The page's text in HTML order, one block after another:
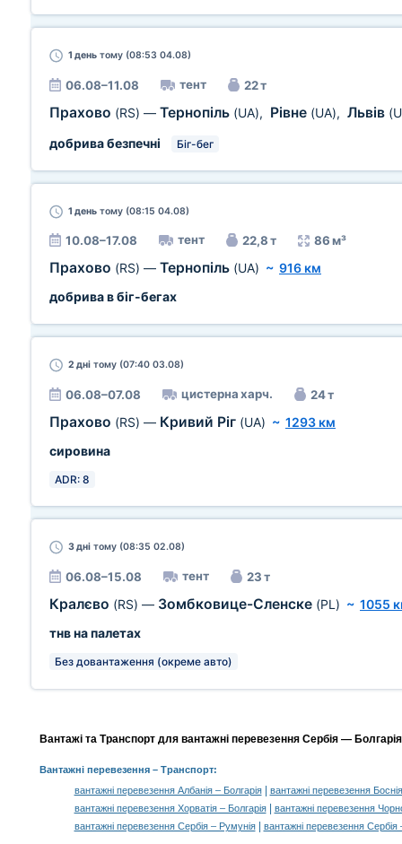
1 день тому (08:53 04.08)
06.08–11.08 тент 22 т
Прахово (RS) — Тернопіль (UA), Рівне (UA), Львів
добрива безпечні
Біг-бег
1 день тому (08:15 04.08)
10.08–17.08 тент 22,8 т 86 м³
Прахово (RS) — Тернопіль (UA) ~ 916 км
добрива в біг-бегах
2 дні тому (07:40 03.08)
06.08–07.08 цистерна харч. 24 т
Прахово (RS) — Кривий Ріг (UA) ~ 1293 км
сировина
ADR: 8
3 дні тому (08:35 02.08)
06.08–15.08 тент 23 т
Кралєво (RS) — Зомбковице-Сленске (PL) ~ 1055
тнв на палетах
Без довантаження (окреме авто)
Вантажі та Транспорт для вантажні перевезення Сербія —
Вантажні перевезення– Транспорт:
вантажні перевезення Албанія – Болгарія|
вантажні перевезення
вантажні перевезення Хорватія – Болгарія|
вантажні перевезення
вантажні перевезення Сербія – Румунія| вантажні перевезення Сербія